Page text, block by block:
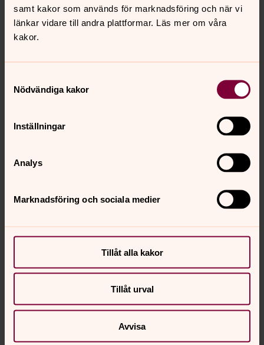
samt kakor som används för marknadsföring och när vi
länkar vidare till andra plattformar. Läs mer om våra
kakor.
Nödvändiga kakor
Inställningar
Analys
Marknadsföring och sociala medier
Tillåt alla kakor
Tillåt urval
Avvisa
Camilla Ahlin
Församlingspedagog, Informatör, Svenska kyrkan i
E-post:camilla.ahlin@svenskakyrkan.se